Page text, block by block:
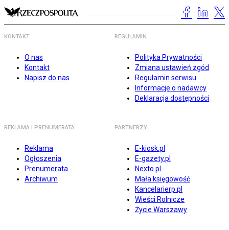
KONTAKT
O nas
Kontakt
Napisz do nas
REGULAMIN
Polityka Prywatności
Zmiana ustawień zgód
Regulamin serwisu
Informacje o nadawcy
Deklaracja dostępności
REKLAMA I PRENUMERATA
Reklama
Ogłoszenia
Prenumerata
Archiwum
PARTNERZY
E-kiosk.pl
E-gazety.pl
Nexto.pl
Mała księgowość
Kancelarierp.pl
Wieści Rolnicze
Życie Warszawy